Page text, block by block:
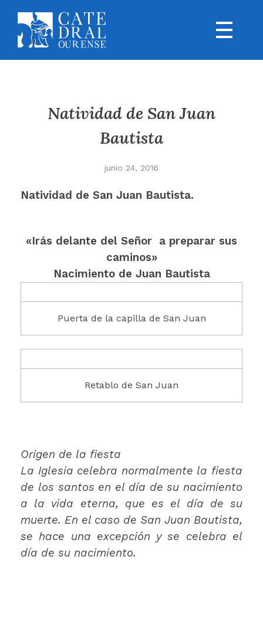
Natividad de San Juan
Bautista
junio 24, 2016
Natividad de San Juan Bautista.
«Irás delante del Señor a preparar sus
caminos»
Nacimiento de Juan Bautista
Puerta de la capilla de San Juan
Retablo de San Juan
Origen de la fiesta
La Iglesia celebra normalmente la fiesta
de los santos en el día de su nacimiento
a la vida eterna, que es el día de su
muerte. En el caso de San Juan Bautista,
se hace una excepción y se celebra el
día de su nacimiento.